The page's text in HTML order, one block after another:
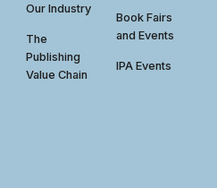
Our Industry
The
Publishing
Value Chain
Book Fairs
and Events
IPA Events